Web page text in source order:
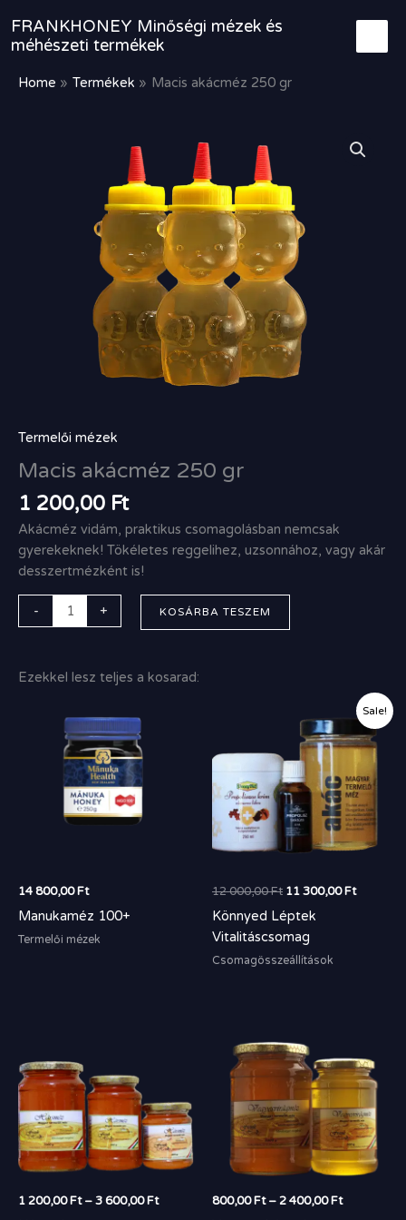
content
FRANKHONEY Minőségi mézek és
méhészeti termékek
Home Termékek Macis akácméz 250 gr
Termelői mézek
Macis akácméz 250 gr
1 200,00 Ft
Akácméz vidám, praktikus csomagolásban nemcsak
gyerekeknek! Tökéletes reggelihez, uzsonnához, vagy akár
desszertmézként is!
- + KOSÁRBA TESZEM
Ezekkel lesz teljes a kosarad:
14 800,00Ft
Manukaméz 100+
Termelői mézek
Sale!
12 000,00Ft
price
was:
000,00 Ft.
11 300,00Ft
Current
price
is:
11
300,00
Könnyed Léptek
Vitalitáscsomag
Csomagösszeállítások
1 200,00Ft –3 600,00Ft 800,00Ft –2 400,00Ft
2
400,00 Ft